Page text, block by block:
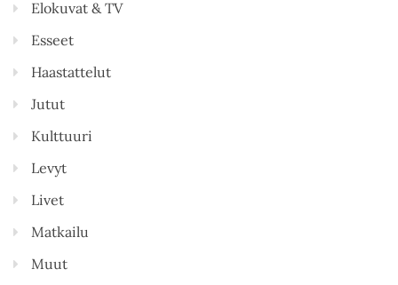
Elokuvat & TV
Esseet
Haastattelut
Jutut
Kulttuuri
Levyt
Livet
Matkailu
Muut